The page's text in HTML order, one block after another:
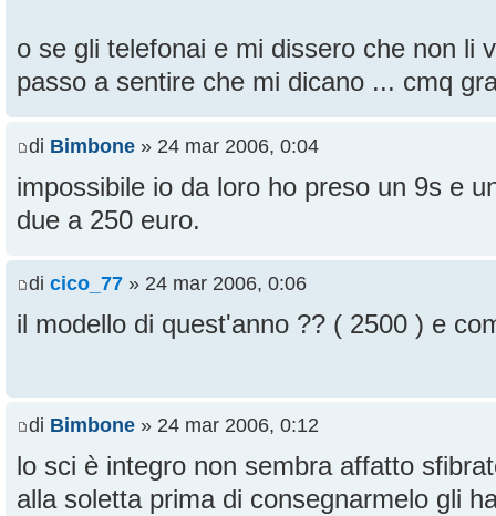
o se gli telefonai e mi dissero che non li
passo a sentire che mi dicano ... cmq
di Bimbone » 24 mar 2006, 0:04
impossibile io da loro ho preso un 9s e
due a 250 euro.
di cico_77 » 24 mar 2006, 0:06
il modello di quest'anno ?? ( 2500 ) e
di Bimbone » 24 mar 2006, 0:12
lo sci è integro non sembra affatto
alla soletta prima di consegnarmelo gli